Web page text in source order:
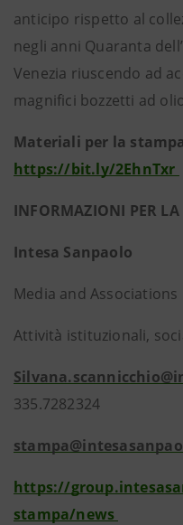
anticipo rispetto al
negli anni Quaranta
Venezia riuscendo ad
magnifici bozzetti ad
Materiali per la
https://bit.ly/2EhnTxr
INFORMAZIONI PER LA
Intesa Sanpaolo
Media and Associations
Attività istituzionali,
335.7282324
https://
stampa/news